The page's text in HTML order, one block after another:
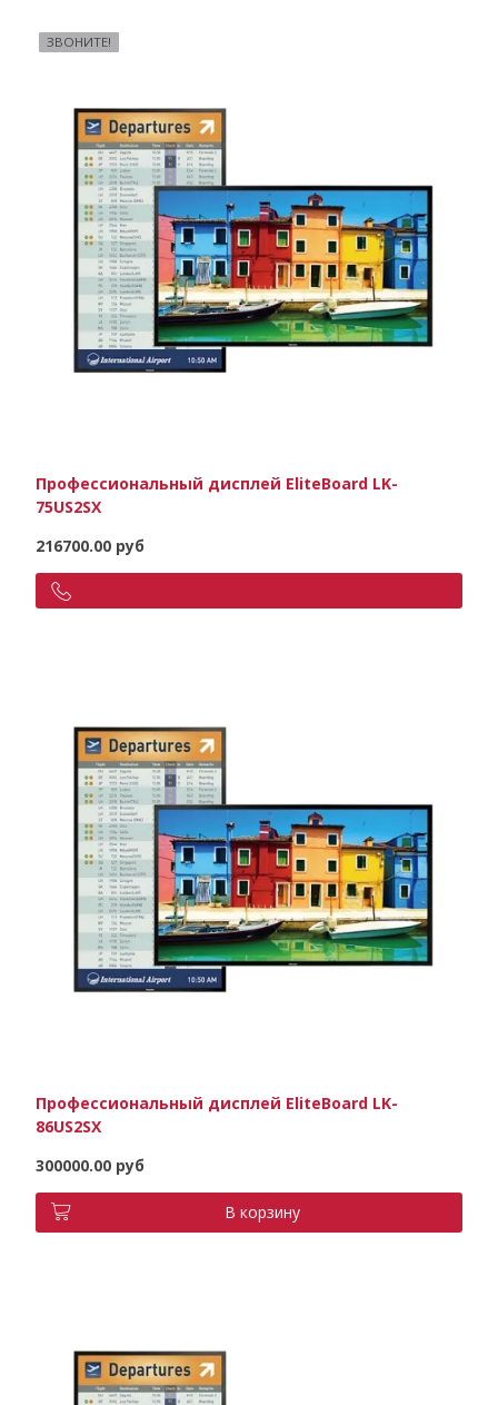
ЗВОНИТЕ!
Профессиональный дисплей EliteBoard LK-
75US2SX
216700.00 руб
Профессиональный дисплей EliteBoard LK-
86US2SX
300000.00 руб
В корзину